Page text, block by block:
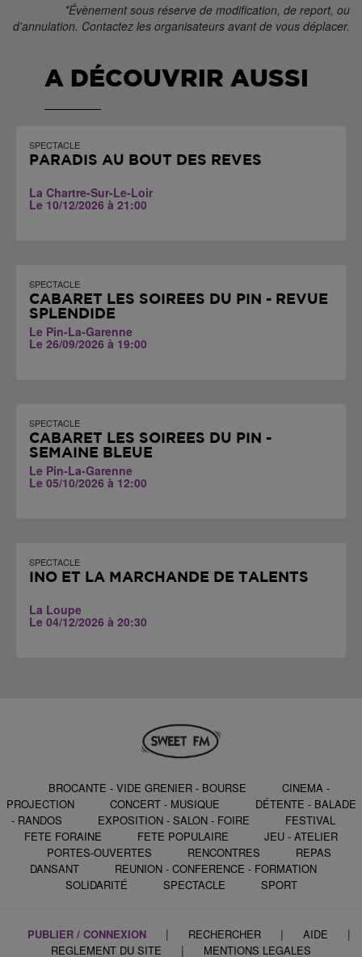
*Évènement sous réserve de modification, de report, ou
d'annulation. Contactez les organisateurs avant de vous déplacer.
A DÉCOUVRIR AUSSI
SPECTACLE
PARADIS AU BOUT DES RÊVES
La Chartre-Sur-Le-Loir
Le 10/12/2026 à 21:00
SPECTACLE
CABARET LES SOIRÉES DU PIN - REVUE
SPLENDIDE
Le Pin-La-Garenne
Le 26/09/2026 à 19:00
SPECTACLE
CABARET LES SOIRÉES DU PIN -
SEMAINE BLEUE
Le Pin-La-Garenne
Le 05/10/2026 à 12:00
SPECTACLE
INO ET LA MARCHANDE DE TALENTS
La Loupe
Le 04/12/2026 à 20:30
BROCANTE - VIDE GRENIER - BOURSE
CINEMA -
PROJECTION
CONCERT - MUSIQUE
DÉTENTE - BALADE
- RANDOS
EXPOSITION - SALON - FOIRE
FESTIVAL
FETE FORAINE
FETE POPULAIRE
JEU - ATELIER
PORTES-OUVERTES
RENCONTRES
REPAS
DANSANT
REUNION - CONFERENCE - FORMATION
SOLIDARITÉ
SPECTACLE SPORT
PUBLIER / CONNEXION | RECHERCHER | AIDE |
REGLEMENT DU SITE | MENTIONS LEGALES